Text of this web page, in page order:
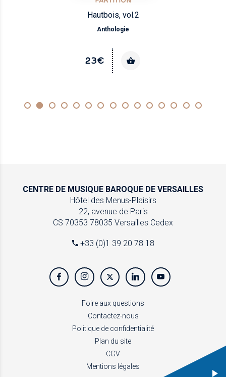
CENTRE DE MUSIQUE BAROQUE DE VERSAILLES
Hôtel des Menus-Plaisirs
22, avenue de Paris
CS 70353 78035 Versailles Cedex
+33 (0)1 39 20 78 18
Foire aux questions
Contactez-nous
Politique de confidentialité
Plan du site
CGV
Mentions légales